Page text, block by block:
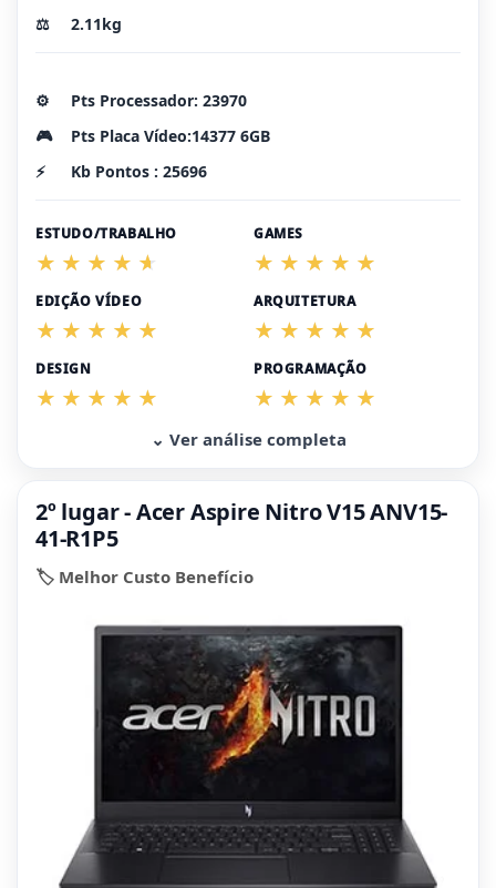
⚖️
2.11kg
⚙️
Pts Processador: 23970
🎮
Pts Placa Vídeo:14377 6GB
⚡
Kb Pontos : 25696
ESTUDO/TRABALHO GAMES
EDIÇÃO VÍDEO ARQUITETURA
DESIGN PROGRAMAÇÃO
⌄ Ver análise completa
2º lugar - Acer Aspire Nitro V15 ANV15-
41-R1P5
🏷️ Melhor Custo Benefício